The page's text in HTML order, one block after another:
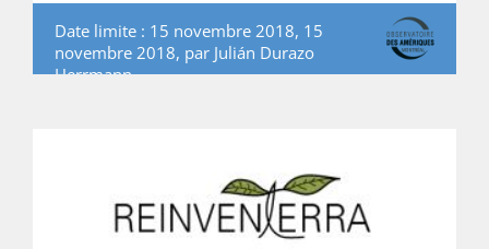
Date limite : 15 novembre 2018, 15
novembre 2018, par Julián Durazo
Herrmann